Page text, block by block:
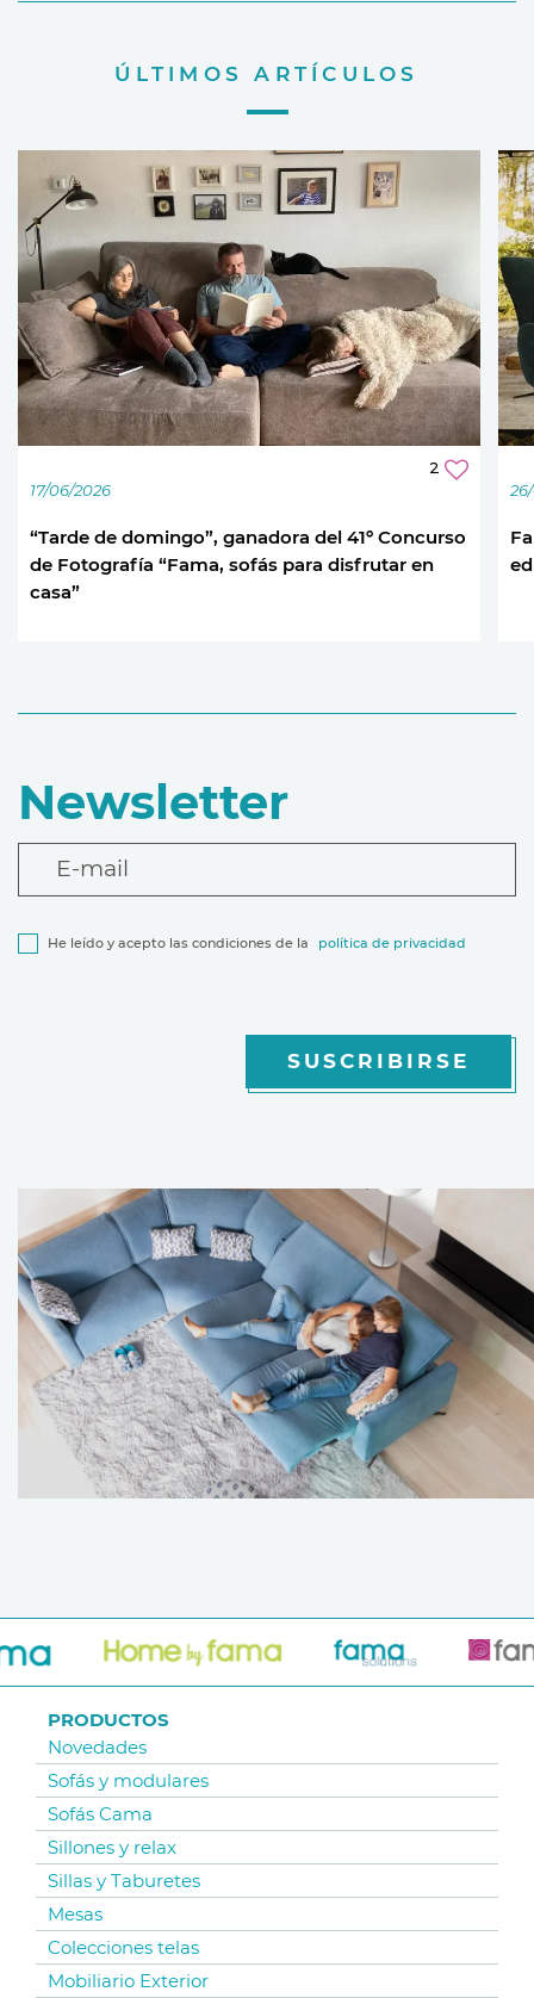
ÚLTIMOS ARTÍCULOS
2
17/06/2026
“Tarde de domingo”, ganadora del 41º Concurso
de Fotografía “Fama, sofás para disfrutar en
casa”
Newsletter
E-mail
He leído y acepto las condiciones de la política de privacidad
SUSCRIBIRSE
PRODUCTOS
Novedades
Sofás y modulares
Sofás Cama
Sillones y relax
Sillas y Taburetes
Mesas
Colecciones telas
Mobiliario Exterior